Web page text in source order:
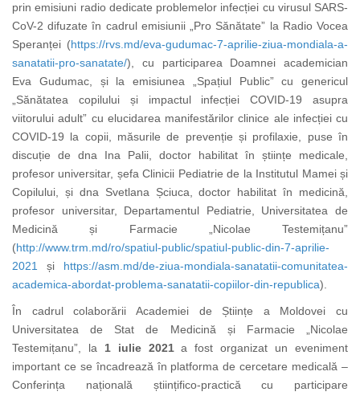
prin emisiuni radio dedicate problemelor infecției cu virusul SARS-
CoV-2 difuzate în cadrul emisiunii
Pro Sănătate” la Radio Vocea
Speranței (https://rvs.md/eva-gudumac-7-aprilie-ziua-mondiala-a-
sanatatii-pro-sanatate/) , cu participarea Doamnei academician
Eva Gudumac,
și la emisiunea „Spațiul Public” cu genericul
„Sănătatea copilului și impactul infecției COVID-19 asupra
viitorului adult” cu elucidarea manifestărilor clinice ale infecției cu
COVID-19 la copii, măsurile de prevenție și profilaxie, puse în
discuție de dna Ina Palii, doctor habilitat în științe medicale,
profesor universitar, șefa Clinicii Pediatrie de la Institutul Mamei și
Copilului, și dna Svetlana Șciuca, doctor habilitat în medicină,
profesor universitar, Departamentul Pediatrie, Universitatea de
Medicină și Farmacie „Nicolae Testemițanu”
(http://www.trm.md/ro/spatiul-public/spatiul-public-din-7-aprilie-
2021
și https://asm.md/de-ziua-mondiala-sanatatii-comunitatea-
academica-abordat-problema-sanatatii-copiilor-din-republica)
În cadrul colaborării Academiei de Științe a Moldovei cu
Universitatea de Stat de Medicină și Farmacie „Nicolae
Testemițanu”, la 1 iulie 2021a fost organizat un eveniment
important ce se încadrează în platforma de cercetare medicală –
Conferința națională științifico-practică cu participare